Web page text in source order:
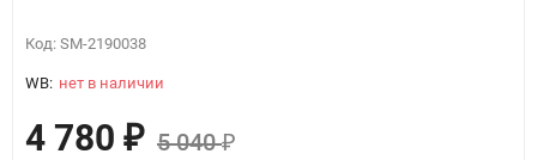
Код: SM-2190038
WB: нет в наличии
4 780 ₽ 5 040₽